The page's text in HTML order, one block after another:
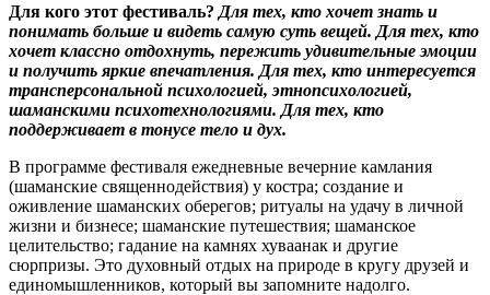
Для кого этот фестиваль? Для тех, кто хочет знать и
понимать больше и видеть самую суть вещей. Для тех, кто
хочет классно отдохнуть, пережить удивительные эмоции
и получить яркие впечатления. Для тех, кто интересуется
трансперсональной психологией, этнопсихологией,
шаманскими психотехнологиями. Для тех, кто
поддерживает в тонусе тело и дух.
В программе фестиваля ежедневные вечерние камлания
(шаманские священнодействия) у костра; создание и
оживление шаманских оберегов; ритуалы на удачу в личной
жизни и бизнесе; шаманские путешествия; шаманское
целительство; гадание на камнях хуваанак и другие
сюрпризы. Это духовный отдых на природе в кругу друзей и
единомышленников, который вы запомните надолго.